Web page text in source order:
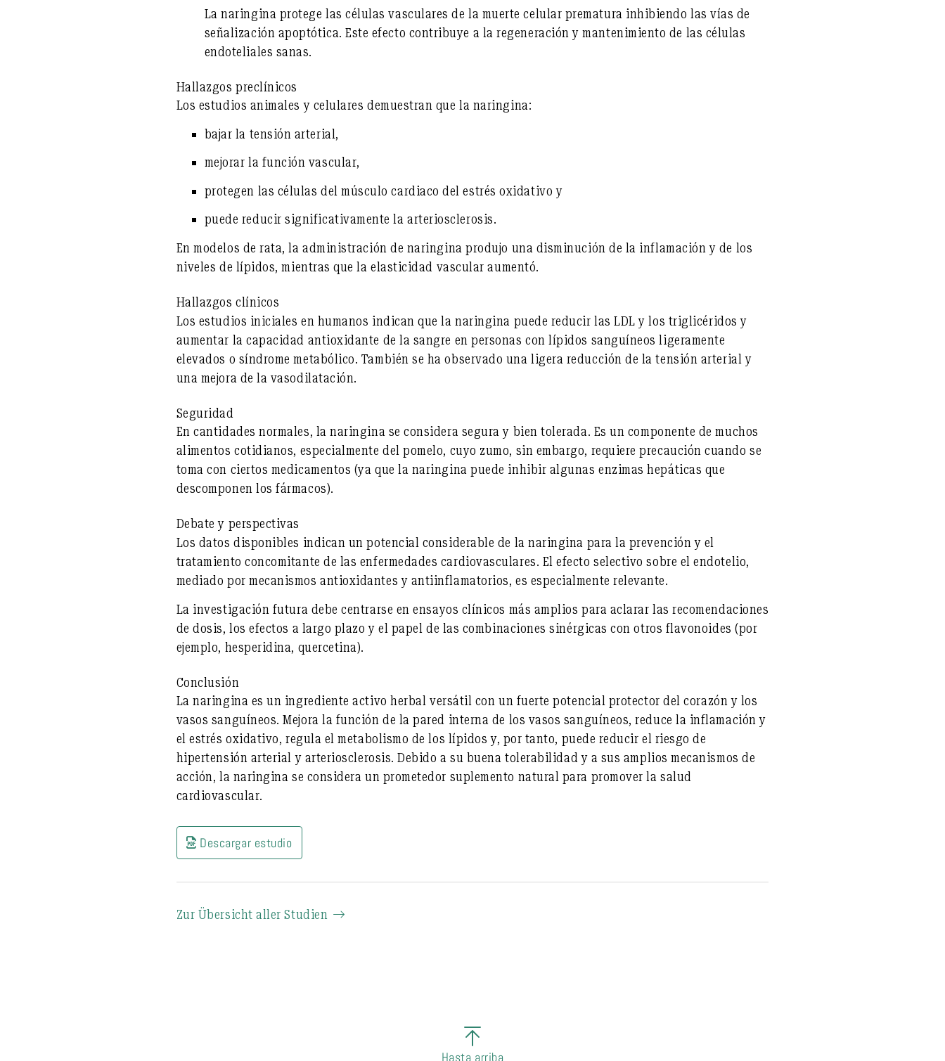
La naringina protege las células vasculares de la muerte celular prematura inhibiendo las vías de
señalización apoptótica. Este efecto contribuye a la regeneración y mantenimiento de las células
endoteliales sanas.
Hallazgos preclínicos
Los estudios animales y celulares demuestran que la naringina:
bajar la tensión arterial,
mejorar la función vascular,
protegen las células del músculo cardiaco del estrés oxidativo y
puede reducir significativamente la arteriosclerosis.
En modelos de rata, la administración de naringina produjo una disminución de la inflamación y de los
niveles de lípidos, mientras que la elasticidad vascular aumentó.
Hallazgos clínicos
Los estudios iniciales en humanos indican que la naringina puede reducir las LDL y los triglicéridos y
aumentar la capacidad antioxidante de la sangre en personas con lípidos sanguíneos ligeramente
elevados o síndrome metabólico. También se ha observado unaligera reducción de la tensión arterial y
una mejora de la vasodilatación.
Seguridad
En cantidades normales, la naringina se considera segura y bien tolerada. Es un componente de muchos
alimentos cotidianos, especialmente del pomelo, cuyo zumo, sin embargo, requiere precaución cuando se
toma con ciertos medicamentos (ya que la naringina puede inhibir algunas enzimas hepáticas que
descomponen los fármacos).
Debate y perspectivas
Los datos disponibles indican un potencial considerable de la naringina para la prevención y el
tratamiento concomitante de las enfermedades cardiovasculares. Elefecto selectivo sobre el endotelio,
mediado por mecanismos antioxidantes y antiinflamatorios, es especialmente relevante.
La investigación futura debe centrarse enensayos clínicos más amplios para aclarar las recomendaciones
de dosis, los efectos a largo plazo y el papel de las combinaciones sinérgicas con otros flavonoides (por
ejemplo, hesperidina, quercetina).
Conclusión
La naringina es un ingrediente activo herbal versátil con un fuerte potencial protector del corazón y los
vasos sanguíneos. Mejora la función de la pared interna de los vasos sanguíneos, reduce la inflamación y
el estrés oxidativo, regula el metabolismo de los lípidos y, por tanto, puede reducir el riesgo de
hipertensión arterial y arteriosclerosis. Debido a su buena tolerabilidad y a sus amplios mecanismos de
acción, la naringina se considera un prometedor suplemento natural para promover la salud
cardiovascular.
Descargar estudio
Zur Übersicht aller Studien
Hasta arriba